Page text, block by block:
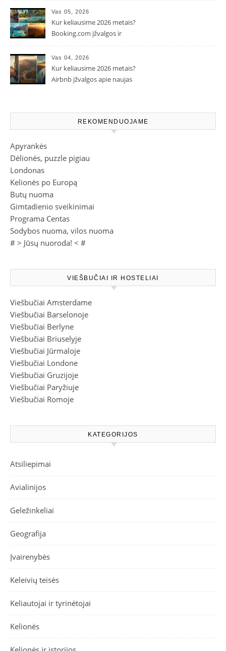
Vas 05, 2026
Kur keliausime 2026 metais?
Booking.com įžvalgos ir
Vas 04, 2026
Kur keliausime 2026 metais?
Airbnb įžvalgos apie naujas
REKOMENDUOJAME
Apyrankės
Dėlionės, puzzle pigiau
Londonas
Kelionės po Europą
Butų nuoma
Gimtadienio sveikinimai
Programa Centas
Sodybos nuoma, vilos nuoma
# > Jūsų nuoroda! < #
VIEŠBUČIAI IR HOSTELIAI
Viešbučiai Amsterdame
Viešbučiai Barselonoje
Viešbučiai Berlyne
Viešbučiai Briuselyje
Viešbučiai Jūrmaloje
Viešbučiai Londone
Viešbučiai Gruzijoje
Viešbučiai Paryžiuje
Viešbučiai Romoje
KATEGORIJOS
Atsiliepimai
Avialinijos
Geležinkeliai
Geografija
Įvairenybės
Keleivių teisės
Keliautojai ir tyrinėtojai
Kelionės